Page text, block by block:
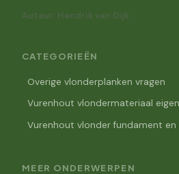
Auteur: Hendrik van Dijk
CATEGORIEËN
Overige vlonderplanken vragen
Vurenhout vlondermateriaal
Vurenhout vlonder fundament
MEER ONDERWERPEN